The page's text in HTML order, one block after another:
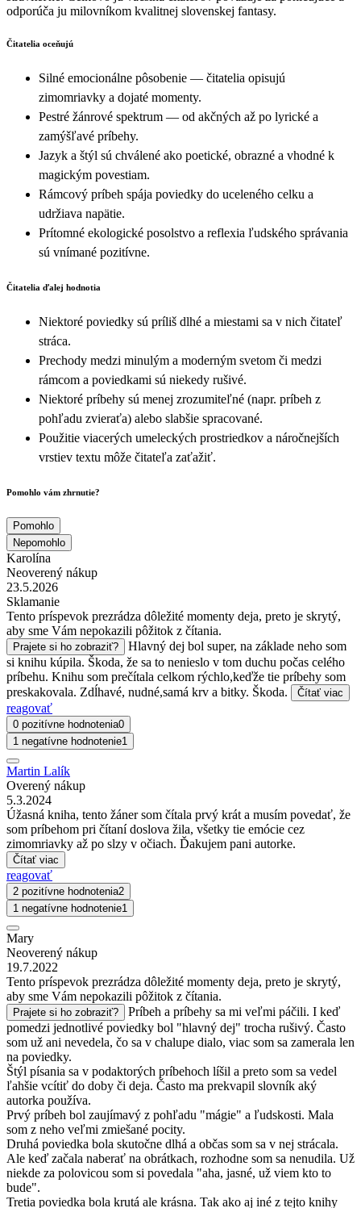
odporúča ju milovníkom kvalitnej slovenskej fantasy.
Čitatelia oceňujú
Silné emocionálne pôsobenie — čitatelia opisujú
zimomriavky a dojaté momenty.
Pestré žánrové spektrum — od akčných až po lyrické a
zamýšľavé príbehy.
Jazyk a štýl sú chválené ako poetické, obrazné a vhodné k
magickým povestiam.
Rámcový príbeh spája poviedky do uceleného celku a
udržiava napätie.
Prítomné ekologické posolstvo a reflexia ľudského správania
sú vnímané pozitívne.
Čitatelia ďalej hodnotia
Niektoré poviedky sú príliš dlhé a miestami sa v nich čitateľ
stráca.
Prechody medzi minulým a moderným svetom či medzi
rámcom a poviedkami sú niekedy rušivé.
Niektoré príbehy sú menej zrozumiteľné (napr. príbeh z
pohľadu zvieraťa) alebo slabšie spracované.
Použitie viacerých umeleckých prostriedkov a náročnejších
vrstiev textu môže čitateľa zaťažiť.
Pomohlo vám zhrnutie?
Pomohlo
Nepomohlo
Karolína
Neoverený nákup
23.5.2026
Sklamanie
Tento príspevok prezrádza dôležité momenty deja, preto je skrytý,
aby sme Vám nepokazili pôžitok z čítania.
Prajete si ho zobraziť?
Hlavný dej bol super, na základe neho som
si knihu kúpila. Škoda, že sa to nenieslo v tom duchu počas celého
príbehu. Knihu som prečítala celkom rýchlo,keďže tie príbehy som
preskakovala. Zdĺhavé, nudné,samá krv a bitky. Škoda.
Čítať viac
reagovať
0 pozitívne hodnotenia0
1 negatívne hodnotenie1
Martin Lalík
Overený nákup
5.3.2024
Úžasná kniha, tento žáner som čítala prvý krát a musím povedať, že
som príbehom pri čítaní doslova žila, všetky tie emócie cez
zimomriavky až po slzy v očiach. Ďakujem pani autorke.
Čítať viac
reagovať
2 pozitívne hodnotenia2
1 negatívne hodnotenie1
Mary
Neoverený nákup
19.7.2022
Tento príspevok prezrádza dôležité momenty deja, preto je skrytý,
aby sme Vám nepokazili pôžitok z čítania.
Prajete si ho zobraziť?
Príbeh a príbehy sa mi veľmi páčili. I keď
pomedzi jednotlivé poviedky bol "hlavný dej" trocha rušivý. Často
som už ani nevedela, čo sa v chalupe dialo, viac som sa zamerala len
na poviedky.
Štýl písania sa v podaktorých príbehoch líšil a preto som sa vedel
ľahšie vcítiť do doby či deja. Často ma prekvapil slovník aký
autorka používa.
Prvý príbeh bol zaujímavý z pohľadu "mágie" a ľudskosti. Mala
som z neho veľmi zmiešané pocity.
Druhá poviedka bola skutočne dlhá a občas som sa v nej strácala.
Ale keď začala naberať na obrátkach, rozhodne som sa nenudila. Už
niekde za polovicou som si povedala "aha, jasné, už viem kto to
bude".
Tretia poviedka bola krutá ale krásna. Tak ako aj iné z tejto knihy